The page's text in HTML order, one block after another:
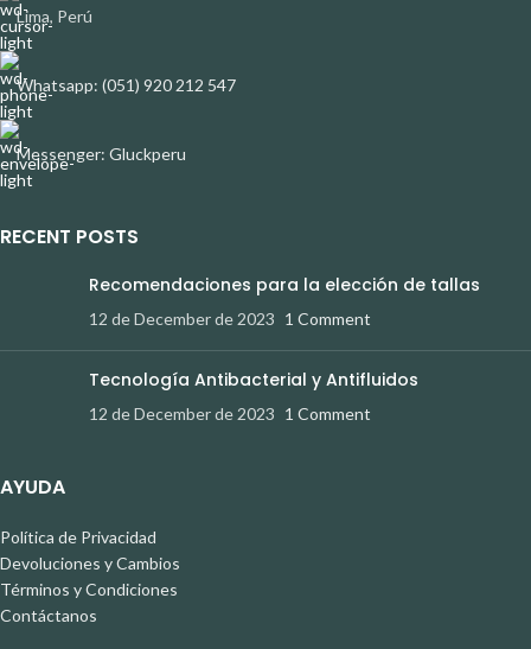
Lima, Perú
Whatsapp: (051) 920 212 547
Messenger: Gluckperu
RECENT POSTS
Recomendaciones para la elección de tallas
12 de December de 2023 1 Comment
Tecnología Antibacterial y Antifluidos
12 de December de 2023 1 Comment
AYUDA
Política de Privacidad
Devoluciones y Cambios
Términos y Condiciones
Contáctanos